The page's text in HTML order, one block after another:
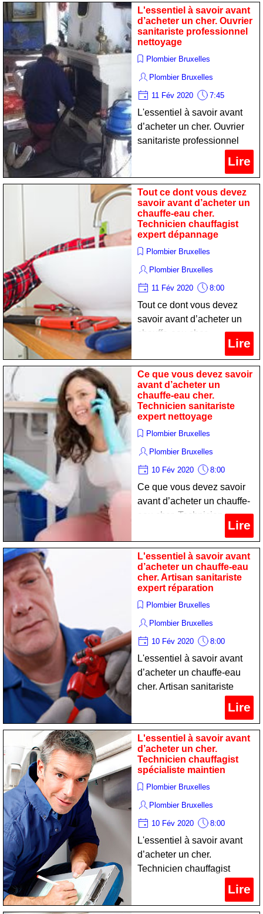
L'essentiel à savoir avant
d’acheter un cher. Ouvrier
sanitariste professionnel
nettoyage
Plombier Bruxelles
Plombier Bruxelles
11 Fév 2020 7:45
L'essentiel à savoir avant
d’acheter un cher. Ouvrier
sanitariste professionnel
Lire
Tout ce dont vous devez
savoir avant d’acheter un
chauffe-eau cher.
Technicien chauffagist
expert dépannage
Plombier Bruxelles
Plombier Bruxelles
11 Fév 2020 8:00
Tout ce dont vous devez
savoir avant d’acheter un
chauffe-eau cher.
Technicien chauffagist
expert dépannage
Lire
Ce que vous devez savoir
avant d’acheter un
chauffe-eau cher.
Technicien sanitariste
expert nettoyage
Plombier Bruxelles
Plombier Bruxelles
10 Fév 2020 8:00
Ce que vous devez savoir
avant d’acheter un chauffe-
eau cher. Technicien
sanitariste expert nettoyage
Lire
L'essentiel à savoir avant
d’acheter un chauffe-eau
cher. Artisan sanitariste
expert réparation
Plombier Bruxelles
Plombier Bruxelles
10 Fév 2020 8:00
L'essentiel à savoir avant
d’acheter un chauffe-eau
cher. Artisan sanitariste
Lire
L'essentiel à savoir avant
d’acheter un cher.
Technicien chauffagist
spécialiste maintien
Plombier Bruxelles
Plombier Bruxelles
10 Fév 2020 8:00
L'essentiel à savoir avant
d’acheter un cher.
Technicien chauffagist
Lire